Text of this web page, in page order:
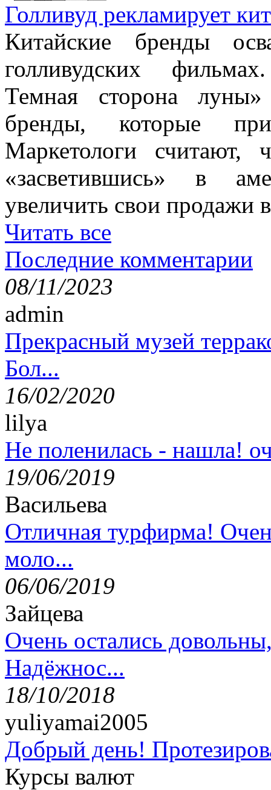
Голливуд рекламирует
Китайские бренды
голливудских
Темная сторона луны»
бренды, которые
Маркетологи считают,
«засветившись» в
увеличить свои продажи
Читать все
Последние комментарии
08/11/2023
admin
Прекрасный музей
Бол...
16/02/2020
lilya
Не поленилась - нашла!
19/06/2019
Васильева
Отличная турфирма!
моло...
06/06/2019
Зайцева
Очень остались
Надёжнос...
18/10/2018
yuliyamai2005
Добрый день!
Курсы валют